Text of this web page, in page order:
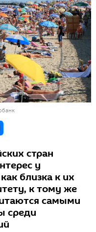
стран
у
близка к их
к тому же
самыми
среди